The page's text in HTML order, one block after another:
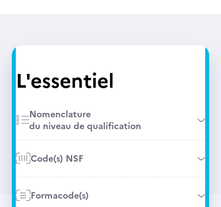
L'essentiel
Nomenclature
du niveau de qualification
Code(s) NSF
Formacode(s)